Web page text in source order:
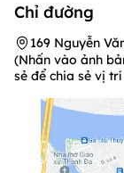
Chỉ đường
169 Nguyễn
(Nhấn vào ảnh
sẻ để chia sẻ vị